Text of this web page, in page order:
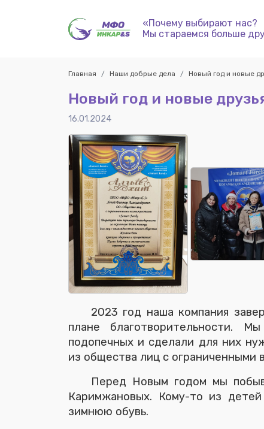
«Почему выбирают нас?
Мы стараемся больше
Главная Наши добрые дела Новый год и новые
Новый год и новые
16.01.2024
2023 год наша компания
плане благотворительности.
подопечных и сделали для них
из общества лиц с ограниченными
Перед Новым годом мы
Каримжановых. Кому-то из
зимнюю обувь.